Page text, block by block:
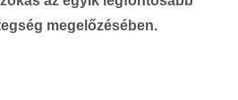
megelőzésében.